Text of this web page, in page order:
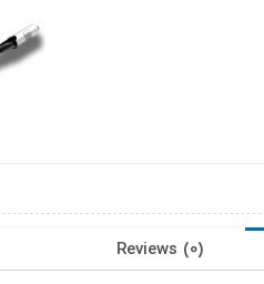
Reviews (0)